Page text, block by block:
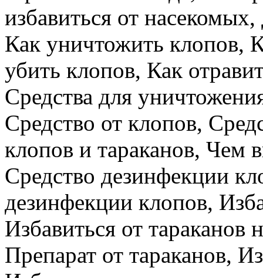
избавиться от
Как уничтожить клопов,
убить клопов, Как
Средства для
Средство от клопов,
клопов и тараканов, Чем
Средство дезинфекции
дезинфекции клопов,
Избавиться от тараканов
Препарат от тараканов,